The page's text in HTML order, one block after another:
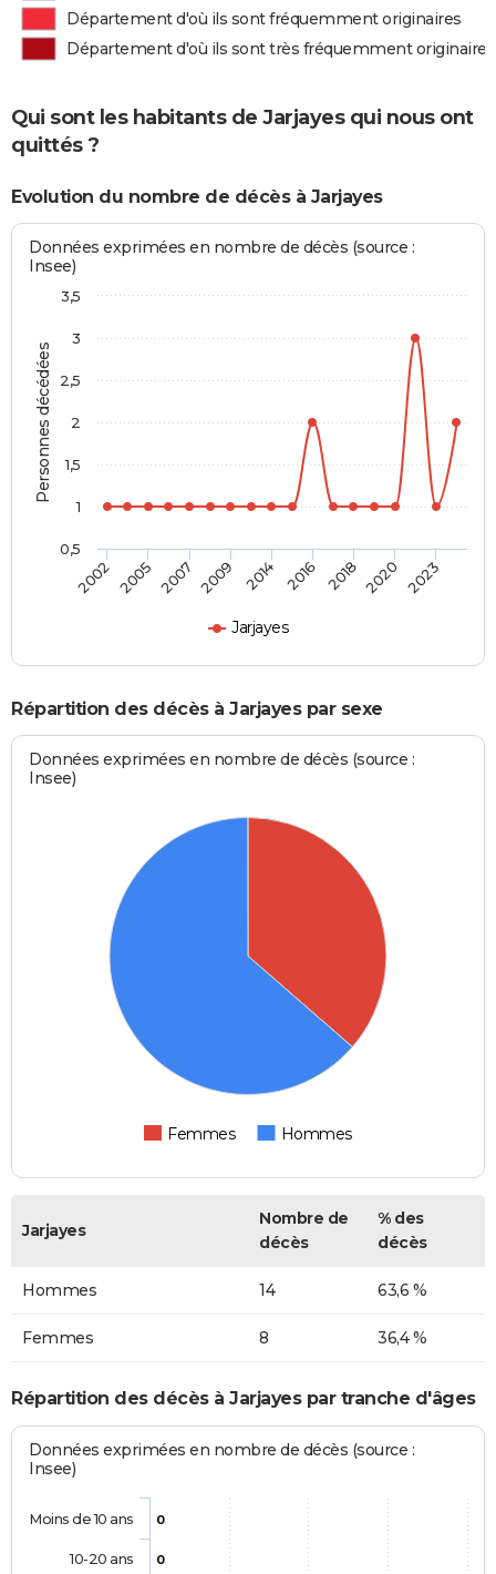
Département d'où ils sont fréquemment originaires
Département d'où ils sont très fréquemment originaires
Qui sont les habitants de Jarjayes qui nous ont
quittés ?
Evolution du nombre de décès à Jarjayes
Personnes décédées
Données exprimées en nombre de décès (source :
Insee)
Jarjayes
2002 2005 2007 2009 2014 2016 2018 2020 2023
0,5
1
1,5
2
2,5
3
3,5
Répartition des décès à Jarjayes par sexe
Données exprimées en nombre de décès (source :
Insee)
Femmes Hommes
Jarjayes
Nombre de
décès
% des
décès
Hommes 14 63,6 %
Femmes 8 36,4 %
Répartition des décès à Jarjayes par tranche d'âges
Données exprimées en nombre de décès (source :
Insee)
0
0
Moins de 10 ans
10-20 ans